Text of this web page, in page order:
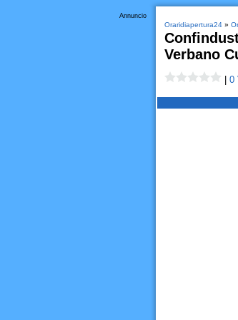
Annuncio
Oraridiapertura24»
Verbano
0